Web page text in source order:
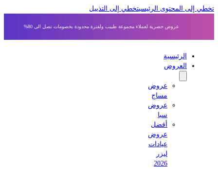
إلى المحتوى الرئيسي تخطي إلى التذييل
عروض حصرية لعملاء مجموعة طبيب ولفترة محدودة بخصومات تصل الى 80%
الرئيسية
العروض
عروض
مساج
عروض
أفضل
عروض
عيادات